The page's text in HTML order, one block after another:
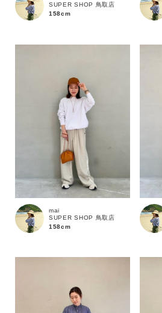
SUPER SHOP 鳥取店
158cm
mai
SUPER SHOP 鳥取店
158cm